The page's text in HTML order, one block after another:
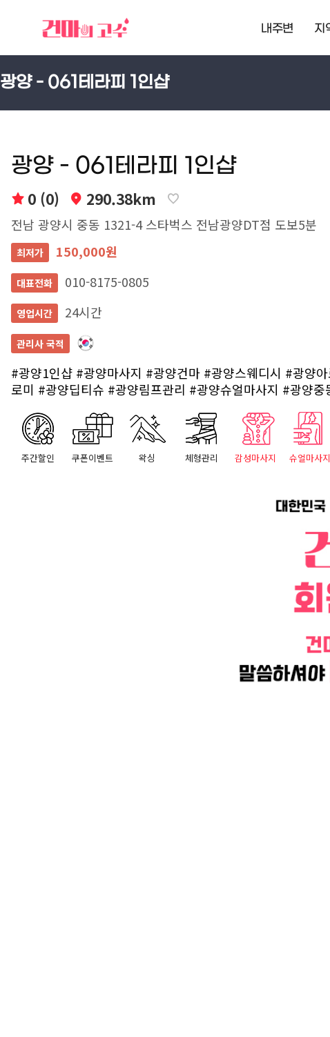
내주변 지
광양 - 061테라피 1인샵
광양 - 061테라피 1인샵
0 (0) 290.38km
전남 광양시 중동 1321-4 스타벅스 전남광양DT점 도보5분
최저가 150,000원
대표전화 010-8175-0805
영업시간 24시간
관리사 국적
#광양1인샵 #광양마사지 #광양건마 #광양스웨디시 #광양
로미 #광양딥티슈 #광양림프관리 #광양슈얼마사지 #광양중
주간할인 쿠폰이벤트 왁싱 체형관리 감성마사지 슈얼마사지